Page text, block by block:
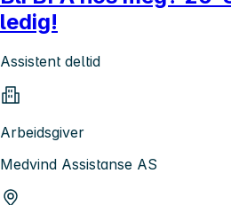
ledig!
Assistent deltid
Arbeidsgiver
Medvind Assistanse AS